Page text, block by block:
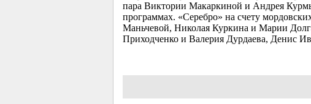
пара Виктории Макаркиной и Андрея
программах. «Серебро» на счету
Маньчевой, Николая Куркина и Марии
Приходченко и Валерия Дурдаева, Денис